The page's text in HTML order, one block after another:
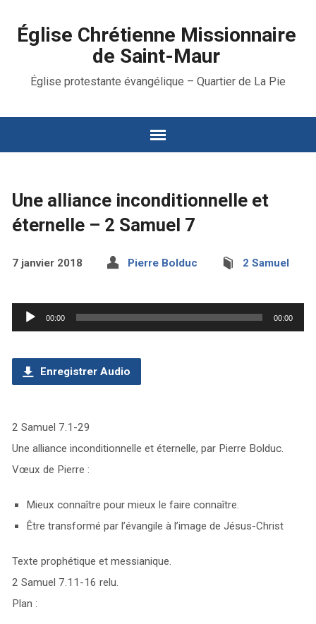
Église Chrétienne Missionnaire
de Saint-Maur
Église protestante évangélique – Quartier de La Pie
Une alliance inconditionnelle et
éternelle – 2 Samuel 7
7 janvier 2018 Pierre Bolduc 2 Samuel
Lecteur
audio
00:00 00:00
Enregistrer Audio
2 Samuel 7.1-29
Une alliance inconditionnelle et éternelle, par Pierre Bolduc.
Vœux de Pierre :
Mieux connaître pour mieux le faire connaître.
Être transformé par l’évangile à l’image de Jésus-Christ
Texte prophétique et messianique.
2 Samuel 7.11-16 relu.
Plan :